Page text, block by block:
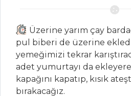
Masterchef Tüm
Tarifleri
ET YEMEKLERI
Üzerine yarım çay
pul biberi de üzerine
yemeğimizi tekrar
adet yumurtayı da
kapağını kapatıp, kısık
bırakacağız.